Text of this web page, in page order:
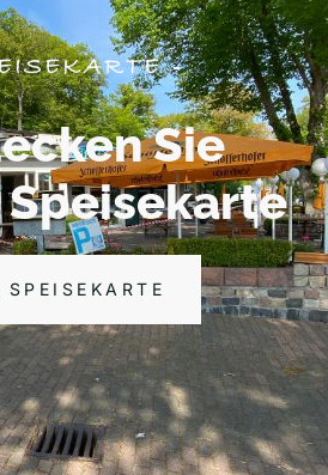
Sie
SPEISEKARTE